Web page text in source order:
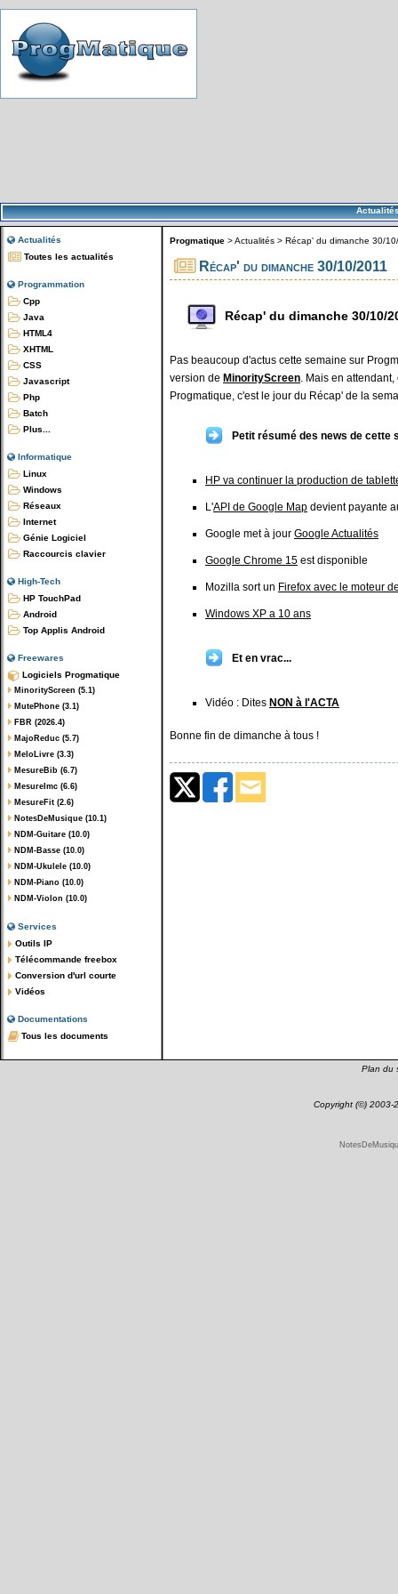
Actualités
Toutes les actualités
Programmation
Cpp
Java
HTML4
XHTML
CSS
Javascript
Php
Batch
Plus...
Informatique
Linux
Windows
Réseaux
Internet
Génie Logiciel
Raccourcis clavier
High-Tech
HP TouchPad
Android
Top Applis Android
Freewares
Logiciels Progmatique
MinorityScreen (5.1)
MutePhone (3.1)
FBR (2026.4)
MajoReduc (5.7)
MeloLivre (3.3)
MesureBib (6.7)
MesureImc (6.6)
MesureFit (2.6)
NotesDeMusique (10.1)
NDM-Guitare (10.0)
NDM-Basse (10.0)
NDM-Ukulele (10.0)
NDM-Piano (10.0)
NDM-Violon (10.0)
Services
Outils IP
Télécommande freebox
Conversion d'url courte
Vidéos
Documentations
Tous les documents
Progmatique >Actualités > Récap' du dimanche 30/
Récap' du dimanche 30/10/2011
Récap' du dimanche 30/10/
Pas beaucoup d'actus cette semaine sur
version de MinorityScreen. Mais en
Progmatique, c'est le jour du Récap' de la
Petit résumé des news de cette
HP va continuer la production de
L'API de Google Map devient payante
Google met à jour Google Actualités
Google Chrome 15 est disponible
Mozilla sort un Firefox avec le moteur
Windows XP a 10 ans
Et en vrac...
Vidéo : Dites NON à l'ACTA
Bonne fin de dimanche à tous !
Plan du
Copyright (©) 2003-